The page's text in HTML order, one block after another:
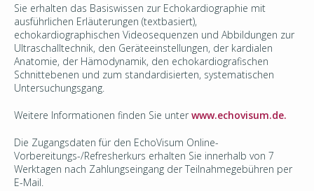
Sie erhalten das Basiswissen zur Echokardiographie mit
ausführlichen Erläuterungen (textbasiert),
echokardiographischen Videosequenzen und Abbildungen zur
Ultraschalltechnik, den Geräteeinstellungen, der kardialen
Anatomie, der Hämodynamik, den echokardiografischen
Schnittebenen und zum standardisierten, systematischen
Untersuchungsgang.
Weitere Informationen finden Sie unter www.echovisum.de.
Die Zugangsdaten für den EchoVisum Online-
Vorbereitungs-/Refresherkurs erhalten Sie innerhalb von 7
Werktagen nach Zahlungseingang der Teilnahmegebühren per
E-Mail.